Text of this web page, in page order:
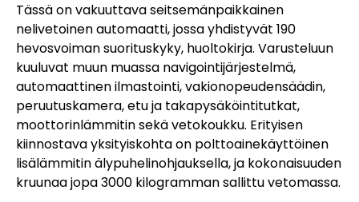
Tässä on vakuuttava seitsemänpaikkainen
nelivetoinen automaatti, jossa yhdistyvät 190
hevosvoiman suorituskyky, huoltokirja. Varusteluun
kuuluvat muun muassa navigointijärjestelmä,
automaattinen ilmastointi, vakionopeudensäädin,
peruutuskamera, etu ja takapysäköintitutkat,
moottorinlämmitin sekä vetokoukku. Erityisen
kiinnostava yksityiskohta on polttoainekäyttöinen
lisälämmitin älypuhelinohjauksella, ja kokonaisuuden
kruunaa jopa 3000 kilogramman sallittu vetomassa.